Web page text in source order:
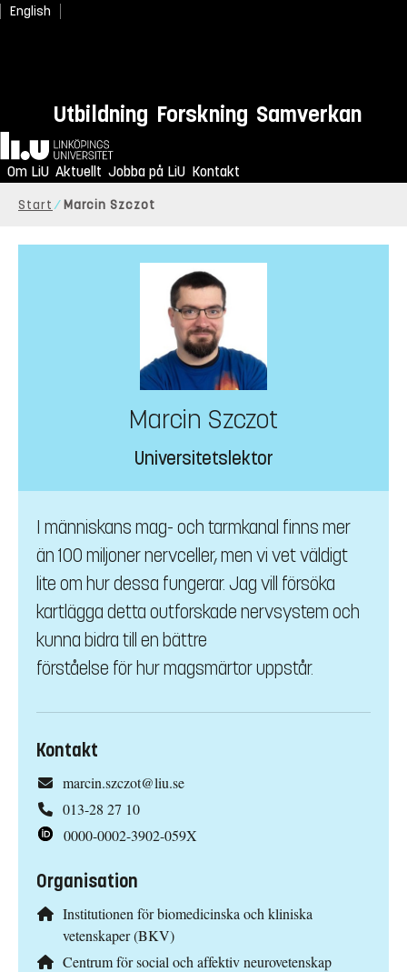
English
Utbildning Forskning Samverkan
Hem
Om LiU Aktuellt Jobba på LiU Kontakt
Start Marcin Szczot
Marcin Szczot
Universitetslektor
I människans mag- och tarmkanal finns mer
än 100 miljoner nervceller, men vi vet väldigt
lite om hur dessa fungerar. Jag vill försöka
kartlägga detta outforskade nervsystem och
kunna bidra till en bättre
förståelse för hur magsmärtor uppstår.
Kontakt
marcin.szczot@liu.se
013-28 27 10
0000-0002-3902-059X
Organisation
Institutionen för biomedicinska och kliniska
vetenskaper (BKV)
Centrum för social och affektiv neurovetenskap